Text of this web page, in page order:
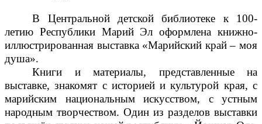
В Центральной детской библиотеке к 100-
летию Республики Марий Эл оформлена книжно-
иллюстрированная выставка «Марийский край – моя
душа».
Книги и материалы, представленные на
выставке, знакомят с историей и культурой края, с
марийским национальным искусством, с устным
народным творчеством. Один из разделов выставки